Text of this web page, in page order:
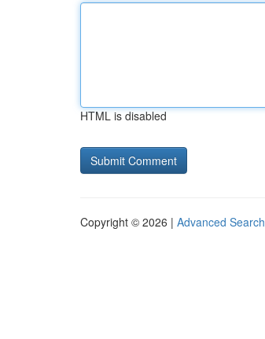
HTML is disabled
Copyright © 2026 | Advanced Search